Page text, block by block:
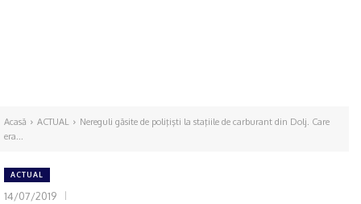
Acasă ACTUAL
Nereguli găsite de poliţişti la staţiile de carburant din Dolj. Care
era...
ACTUAL
14/07/2019